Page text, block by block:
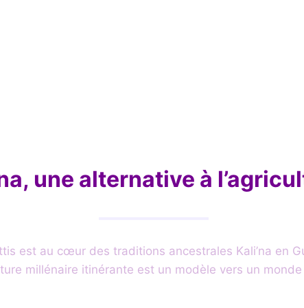
une alternative à
est au cœur des traditions ancestrales Kali’na en
millénaire itinérante est un modèle vers un